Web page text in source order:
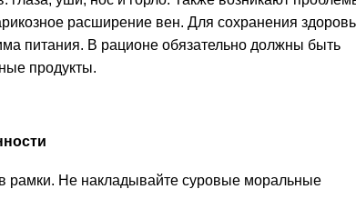
расширение вен. Для сохранения
питания. В рационе обязательно должны быть
продукты.
рамки. Не накладывайте суровые моральные